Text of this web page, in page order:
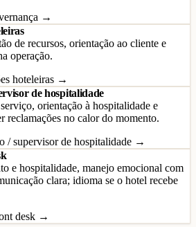
→
de recursos, orientação ao cliente e
operação.
hoteleiras →
de hospitalidade
orientação à hospitalidade e
reclamações no calor do momento.
/ supervisor de hospitalidade →
e hospitalidade, manejo emocional com
clara; idioma se o hotel recebe
desk →